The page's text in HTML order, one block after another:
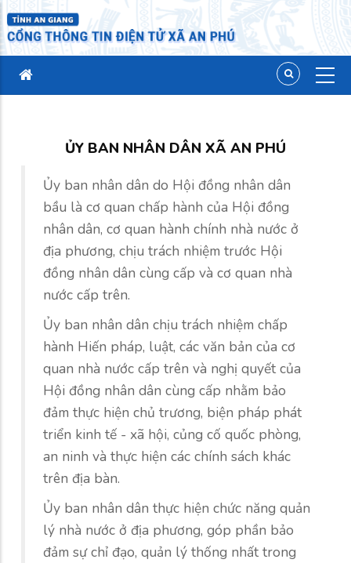
ỦY BAN NHÂN DÂN XÃ AN PHÚ
Ủy ban nhân dân do Hội đồng nhân dân
bầu là cơ quan chấp hành của Hội đồng
nhân dân, cơ quan hành chính nhà nước ở
địa phương, chịu trách nhiệm trước Hội
đồng nhân dân cùng cấp và cơ quan nhà
nước cấp trên.
Ủy ban nhân dân chịu trách nhiệm chấp
hành Hiến pháp, luật, các văn bản của cơ
quan nhà nước cấp trên và nghị quyết của
Hội đồng nhân dân cùng cấp nhằm bảo
đảm thực hiện chủ trương, biện pháp phát
triển kinh tế - xã hội, củng cố quốc phòng,
an ninh và thực hiện các chính sách khác
trên địa bàn.
Ủy ban nhân dân thực hiện chức năng quản
lý nhà nước ở địa phương, góp phần bảo
đảm sự chỉ đạo, quản lý thống nhất trong